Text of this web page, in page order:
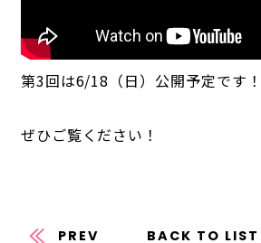
NEWS STORY
CHARACTER
STAFF/CAST
ONAIR MOVIE
GAME
第3回は6/18（日）公開予定です！
ぜひご覧ください！
PREV BACK TO LIST